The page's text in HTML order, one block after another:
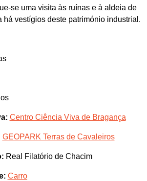
se uma visita às ruínas e à aldeia de
há vestígios deste património industrial.
Centro Ciência Viva de Bragança
GEOPARK Terras de Cavaleiros
Real Filatório de Chacim
Carro